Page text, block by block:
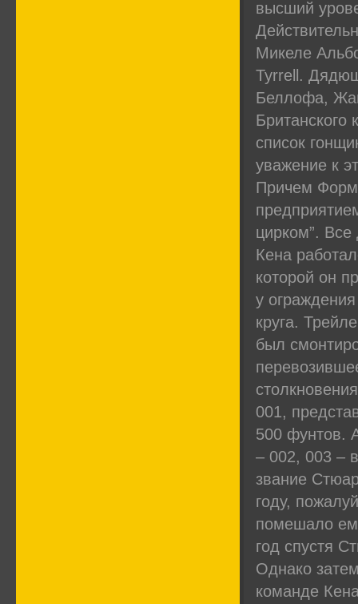
высший
Микеле
Tyrrell.
Беллофа,
список
уважение к
Причем
цирком”.
Кена
которой он
у
круга.
был
001,
500 фунтов.
– 002, 003 –
звание
году,
помешало
год спустя
Однако
команде